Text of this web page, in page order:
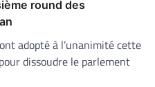
round des
adopté à l’unanimité cette
dissoudre le parlement